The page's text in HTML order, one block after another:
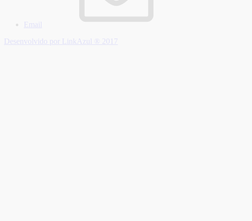
Email
Desenvolvido por LinkAzul ® 2017